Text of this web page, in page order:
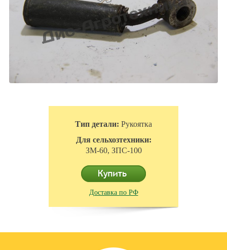
Тип детали: Рукоятка
Для сельхозтехники:
ЗМ-60, ЗПС-100
Доставка по РФ